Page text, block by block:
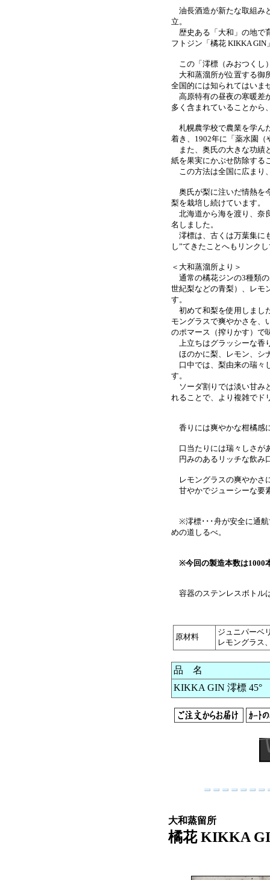
油長酒造が新たな取組み
立。
歴史ある「大和」の地で
フトジン「橘花 KIKKA
この「澪標（みおつくし
大和蒸溜所が位置する御
全国的には知られてはいま
高原特有の昼夜の寒暖差
多く含まれていることから
札幌農学校で農業を学ん
着き、1902年に「薬水園
また、奥氏の大きな功績
紙を果実にかぶせ防除する
この方法は全国に広まり
奥氏が梨に注いだ情熱を
梨を栽培し続けています。
北海道から海を渡り、奈
名しました。
澪標は、古くは万葉集に
し”てきたことへもリンク
＜大和蒸溜所より＞
通常の橘花ジンの3種類
世紀梨などの青梨）、レモ
す。
初めて和梨を使用しまし
モングラスで爽やかさを、
のポマース（搾りかす）で
上立ちはグラッシーな香
ほのかに梨、レモン、シ
口中では、梨由来の瑞々
す。
ソーダ割りでは淡い甘み
れることで、より複雑でド
香りには爽やかな柑橘感
口当たりには瑞々しさが
円みのあるリッチな飲み
レモングラスの爽やかさ
甘やかでジューシーな要
※澪標･･･舟が安全に通航
めの道しるべ。
※今回の製造本数は1000
容器のステンレスボトル
原材料
ジュニパーベ
レモングラス
品 名
KIKKA GIN 澪標 45°
大和蒸留所
橘花 KIKKA